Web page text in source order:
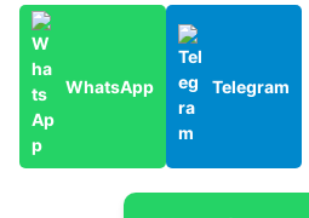
WhatsApp Telegram